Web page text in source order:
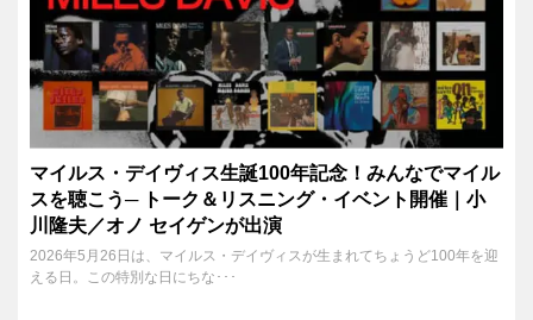
マイルス・デイヴィス生誕100年記念！みんなでマイル
スを聴こう─ トーク＆リスニング・イベント開催｜小
川隆夫／オノ セイゲンが出演
2026年5月26日は、マイルス・デイヴィスが生まれてちょうど100年を迎
える日。この特別な日にちな･･･